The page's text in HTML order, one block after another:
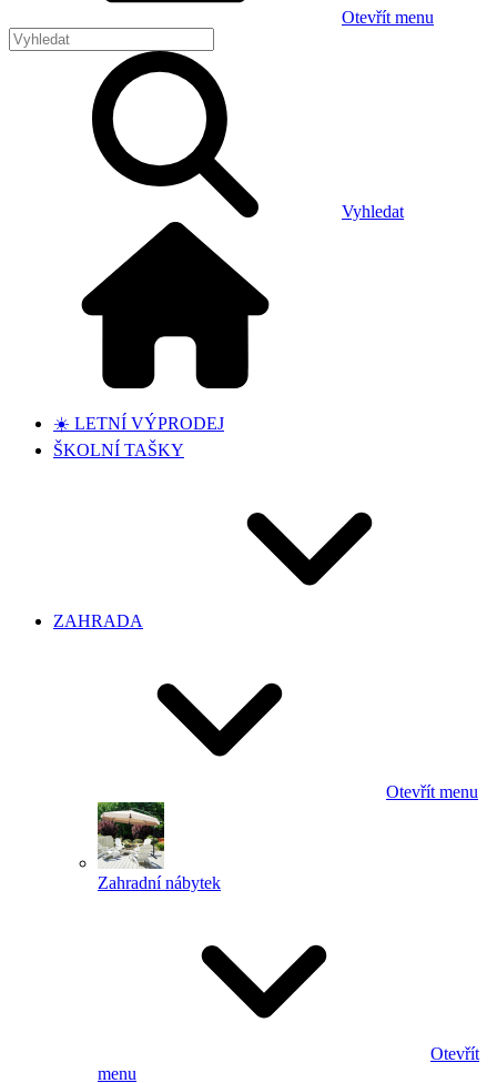
Otevřít menu
Vyhledat
☀️ LETNÍ VÝPRODEJ
ŠKOLNÍ TAŠKY
ZAHRADA
Otevřít menu
Zahradní nábytek
Otevřít
menu